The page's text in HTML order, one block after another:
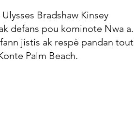
Bradshaw Kinsey
defans pou kominote Nwa a.
jistis ak respè pandan tout
Palm Beach.